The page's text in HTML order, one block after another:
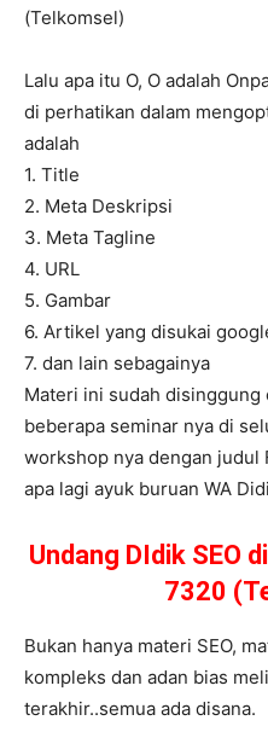
(Telkomsel)
Lalu apa itu O, O adalah
di perhatikan dalam
adalah
1. Title
2. Meta Deskripsi
3. Meta Tagline
4. URL
5. Gambar
6. Artikel yang disukai
7. dan lain sebagainya
Materi ini sudah disinggung
beberapa seminar nya di
workshop nya dengan judul
apa lagi ayuk buruan WA
Undang DIdik SEO
7320
Bukan hanya materi SEO,
kompleks dan adan bias
terakhir..semua ada disana.